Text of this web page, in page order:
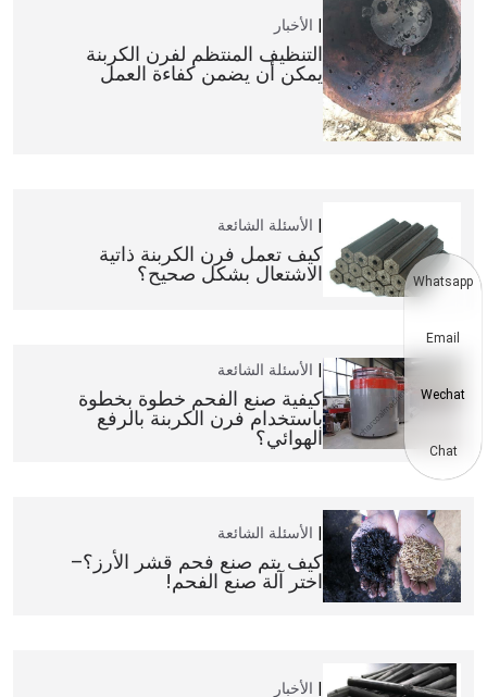
الأخبار
التنظيف المنتظم لفرن الكربنة
يمكن أن يضمن كفاءة العمل
الأسئلة الشائعة
كيف تعمل فرن الكربنة ذاتية
الاشتعال بشكل صحيح؟
الأسئلة الشائعة
كيفية صنع الفحم خطوة بخطوة
باستخدام فرن الكربنة بالرفع
الهوائي؟
الأسئلة الشائعة
كيف يتم صنع فحم قشر الأرز؟–
اختر آلة صنع الفحم!
الأخبار
Whatsapp
Email
Wechat
Chat